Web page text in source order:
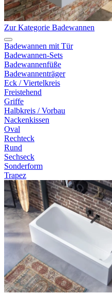
Zur Kategorie Badewannen
Badewannen mit Tür
Badewannen-Sets
Badewannenfüße
Badewannenträger
Eck / Viertelkreis
Freistehend
Griffe
Halbkreis / Vorbau
Nackenkissen
Oval
Rechteck
Rund
Sechseck
Sonderform
Trapez